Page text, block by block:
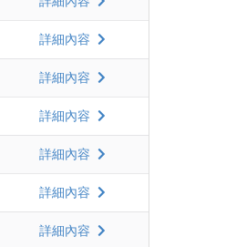
詳細內容
詳細內容
詳細內容
詳細內容
詳細內容
詳細內容